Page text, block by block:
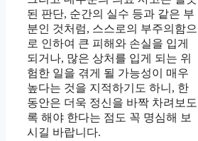
된 판단, 순간의 실수 등과 같은 부
분인 것처럼, 스스로의 부주의함으
로 인하여 큰 피해와 손실을 입게
되거나, 많은 상처를 입게 되는 위
험한 일을 겪게 될 가능성이 매우
높다는 것을 지적하기도 하니, 한
동안은 더욱 정신을 바짝 차려보도
록 해야 한다는 점도 꼭 명심해 보
시길 바랍니다.